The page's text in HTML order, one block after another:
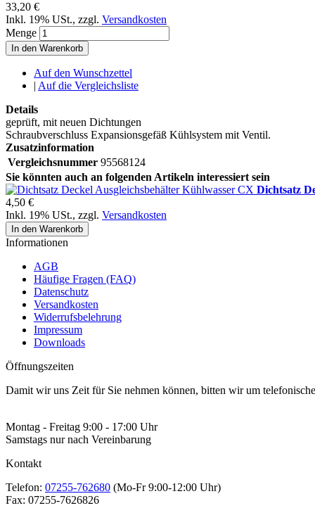
33,20 €
Inkl. 19% USt., zzgl. Versandkosten
Menge
In den Warenkorb
Auf den Wunschzettel
| Auf die Vergleichsliste
Details
geprüft, mit neuen Dichtungen
Schraubverschluss Expansionsgefäß Kühlsystem mit Ventil.
Zusatzinformation
Vergleichsnummer 95568124
Sie könnten auch an folgenden Artikeln interessiert sein
Dichtsatz
4,50 €
Inkl. 19% USt., zzgl. Versandkosten
In den Warenkorb
Informationen
AGB
Häufige Fragen (FAQ)
Datenschutz
Versandkosten
Widerrufsbelehrung
Impressum
Downloads
Öffnungszeiten
Damit wir uns Zeit für Sie nehmen können, bitten wir um
Montag - Freitag 9:00 - 17:00 Uhr
Samstags nur nach Vereinbarung
Kontakt
Telefon: 07255-762680 (Mo-Fr 9:00-12:00 Uhr)
Fax: 07255-7626826